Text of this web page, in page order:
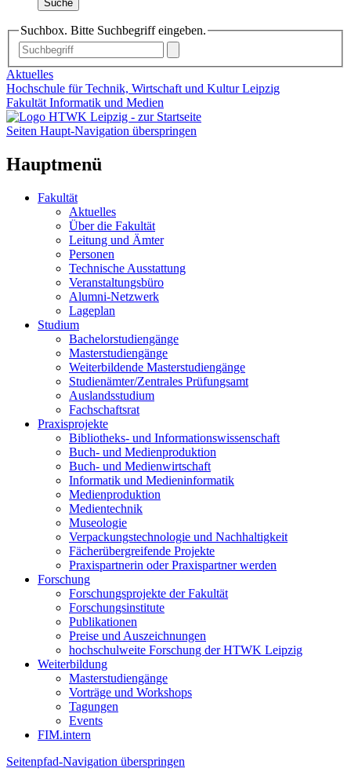
Suche
Suchbox. Bitte Suchbegriff eingeben.
Aktuelles
Hochschule für Technik, Wirtschaft und Kultur Leipzig
Fakultät Informatik und Medien
Seiten Haupt-Navigation überspringen
Hauptmenü
Fakultät
Aktuelles
Über die Fakultät
Leitung und Ämter
Personen
Technische Ausstattung
Veranstaltungsbüro
Alumni-Netzwerk
Lageplan
Studium
Bachelorstudiengänge
Masterstudiengänge
Weiterbildende Masterstudiengänge
Studienämter/Zentrales Prüfungsamt
Auslandsstudium
Fachschaftsrat
Praxisprojekte
Bibliotheks- und Informationswissenschaft
Buch- und Medienproduktion
Buch- und Medienwirtschaft
Informatik und Medieninformatik
Medienproduktion
Medientechnik
Museologie
Verpackungstechnologie und Nachhaltigkeit
Fächerübergreifende Projekte
Praxispartnerin oder Praxispartner werden
Forschung
Forschungsprojekte der Fakultät
Forschungsinstitute
Publikationen
Preise und Auszeichnungen
hochschulweite Forschung der HTWK Leipzig
Weiterbildung
Masterstudiengänge
Vorträge und Workshops
Tagungen
Events
FIM.intern
Seitenpfad-Navigation überspringen